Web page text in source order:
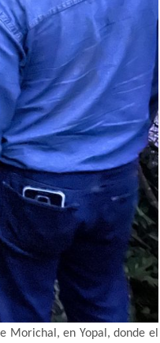
Morichal, en Yopal, donde el